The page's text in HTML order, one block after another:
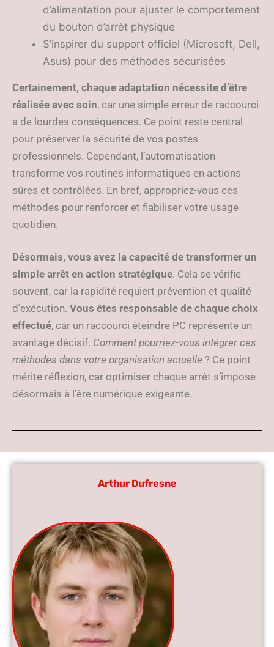
d’alimentation pour ajuster le comportement
du bouton d’arrêt physique
S’inspirer du support officiel (Microsoft, Dell,
Asus) pour des méthodes sécurisées
Certainement, chaque adaptation nécessite d’être
réalisée avec soin, car une simple erreur de raccourci
a de lourdes conséquences. Ce point reste central
pour préserver la sécurité de vos postes
professionnels. Cependant, l’automatisation
transforme vos routines informatiques en actions
sûres et contrôlées. En bref, appropriez-vous ces
méthodes pour renforcer et fiabiliser votre usage
quotidien.
Désormais, vous avez la capacité de transformer un
simple arrêt en action stratégique. Cela se vérifie
souvent, car la rapidité requiert prévention et qualité
d’exécution. Vous êtes responsable de chaque choix
effectué, car un raccourci éteindre PC représente un
avantage décisif. Comment pourriez-vous intégrer ces
méthodes dans votre organisation actuelle ? Ce point
mérite réflexion, car optimiser chaque arrêt s’impose
désormais à l’ère numérique exigeante.
Arthur Dufresne